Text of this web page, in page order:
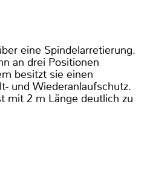
eine Spindelarretierung.
an drei Positionen
besitzt sie einen
und Wiederanlaufschutz.
mit 2 m Länge deutlich zu